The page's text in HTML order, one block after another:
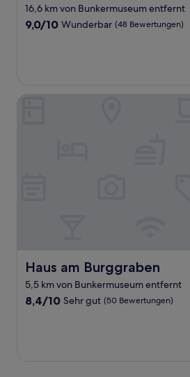
16,6 km von Bunkermuseum entfernt
9.0
9,0/10 Wunderbar (48 Bewertungen)
Haus am Burggraben
Haus am Burggraben
5,5 km von Bunkermuseum entfernt
8.4
8,4/10 Sehr gut (50 Bewertungen)